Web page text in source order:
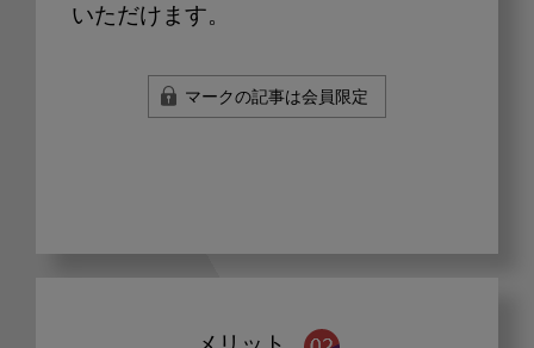
いただけます。
マークの記事は会員限定